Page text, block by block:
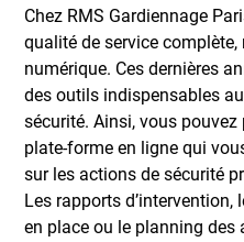
Chez RMS Gardiennage
qualité de service
numérique. Ces dernières
des outils indispensables
sécurité. Ainsi, vous pouvez
plate-forme en ligne qui
sur les actions de sécurité
Les rapports
en place ou le planning des